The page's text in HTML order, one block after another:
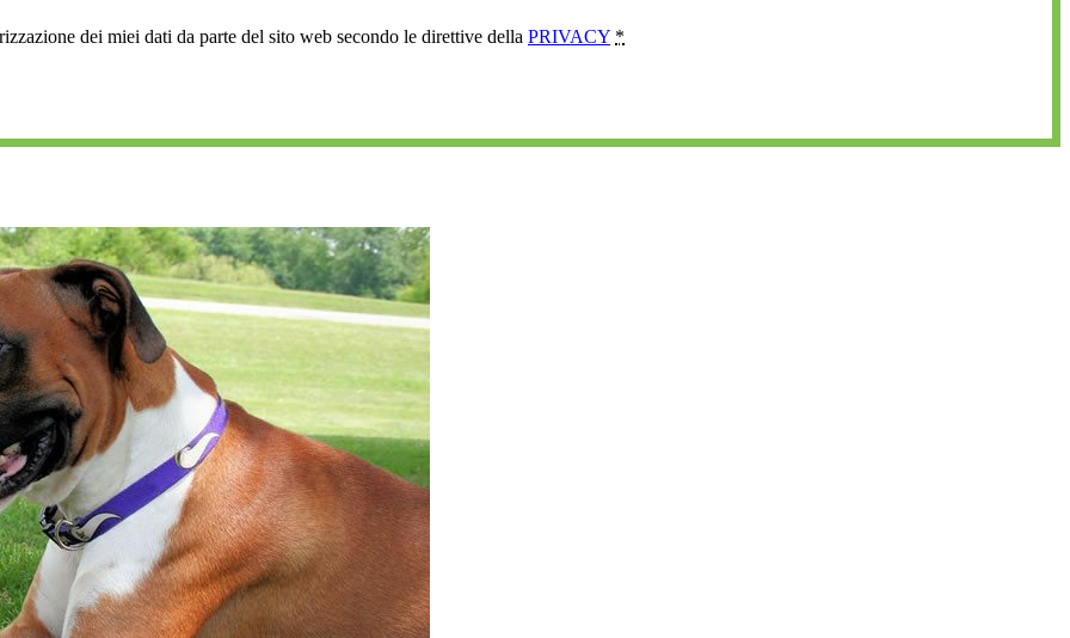
dei miei dati da parte del sito web secondo le direttive della PRIVACY *